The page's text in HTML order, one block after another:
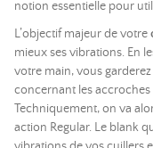
notion essentielle pour
L’objectif majeur de votre
mieux ses vibrations. En
votre main, vous
concernant les
Techniquement, on va
action Regular. Le blank